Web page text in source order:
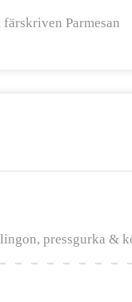
Parmesan
pressgurka &